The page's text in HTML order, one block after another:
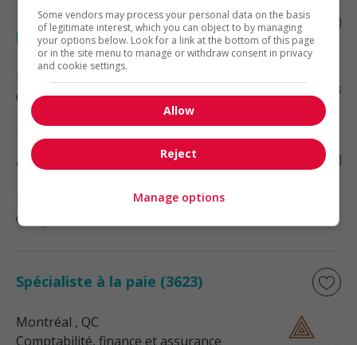
Responsable de la comptabilité et de
l'administration
Montréal, QC
Comptabilité, finance et assurance
Analyste aux avantages sociaux
Comptabilité, finance et assurance
Spécialiste à la paie (3623)
Montréal , QC
Comptabilité, finance et assurance
Some vendors may process your personal data on the basis
of legitimate interest, which you can object to by managing
your options below. Look for a link at the bottom of this page
or in the site menu to manage or withdraw consent in privacy
and cookie settings.
Allow
Reject
Manage options